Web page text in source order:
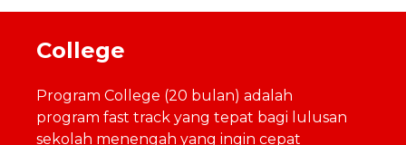
College
Program College (20 bulan) adalah
program fast track yang tepat bagi lulusan
sekolah menengah yang ingin cepat